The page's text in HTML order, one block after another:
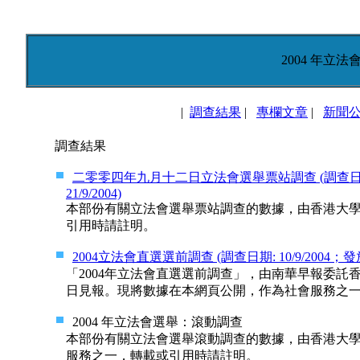
2004 年立法
| 調查結果 | 專欄文章 | 新聞
調查結果
二零零四年九月十二日立法會選舉票站調查 (調查
21/9/2004)
本部份有關立法會選舉票站調查的數據，由香港大
引用時請註明。
2004立法會直選選前調查 (調查日期: 10/9/2004；
「2004年立法會直選選前調查」，由南華早報委
日見報。現將數據在本網頁公開，作為社會服務之
2004 年立法會選舉：滾動調查
本部份有關立法會選舉滾動調查的數據，由香港大
服務之一，轉載或引用時請註明。